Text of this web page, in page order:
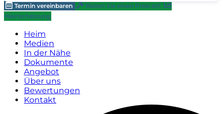
Termin vereinbaren
Bieten Sie einen Preis an!
Wertschätzung
Heim
Medien
In der Nähe
Dokumente
Angebot
Über uns
Bewertungen
Kontakt